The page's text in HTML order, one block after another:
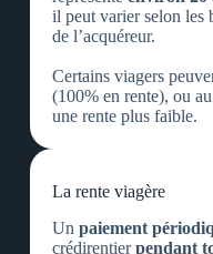
il peut varier selon les
de l’acquéreur.
Certains viagers
(100% en rente), ou
une rente plus faible.
La rente viagère
Un paiement
crédirentierpendant